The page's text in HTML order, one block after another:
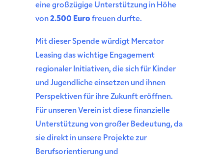
eine großzügige Unterstützung in Höhe
von2.500 Euro freuen durfte.
Mit dieser Spende würdigt Mercator
Leasing das wichtige Engagement
regionaler Initiativen, die sich für Kinder
und Jugendliche einsetzen und ihnen
Perspektiven für ihre Zukunft eröffnen.
Für unseren Verein ist diese finanzielle
Unterstützung von großer Bedeutung, da
sie direkt in unsere Projekte zur
Berufsorientierung und